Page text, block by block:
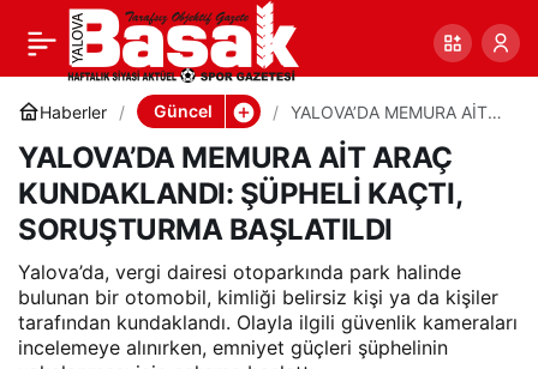
Haberler Güncel
YALOVA’DA MEMURA AİT
ŞÜPHELİ KAÇTI,
SORUŞTURMA BAŞLATILDI
YALOVA’DA MEMURA AİT ARAÇ
KUNDAKLANDI: ŞÜPHELİ KAÇTI,
SORUŞTURMA BAŞLATILDI
Yalova’da, vergi dairesi otoparkında park halinde
bulunan bir otomobil, kimliği belirsiz kişi ya da kişiler
tarafından kundaklandı. Olayla ilgili güvenlik kameraları
incelemeye alınırken, emniyet güçleri şüphelinin
YALOVA’DA MEMURA
AİT ARAÇ
KUNDAKLANDI: ŞÜPHELİ
KAÇTI, SORUŞTURMA
BAŞLATILDI
0 Paylaş